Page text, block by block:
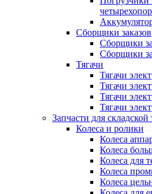
Сборщики заказов
Сборщики
Сборщики
Тягачи
Тягачи
Тягачи
Тягачи
Тягачи
Запчасти для складской
Колеса и ролики
Колеса
Колеса
Колеса для
Колеса
Колеса